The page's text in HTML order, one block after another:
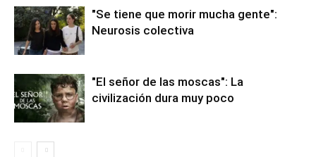
"Se tiene que morir mucha gente":
Neurosis colectiva
"El señor de las moscas": La
civilización dura muy poco